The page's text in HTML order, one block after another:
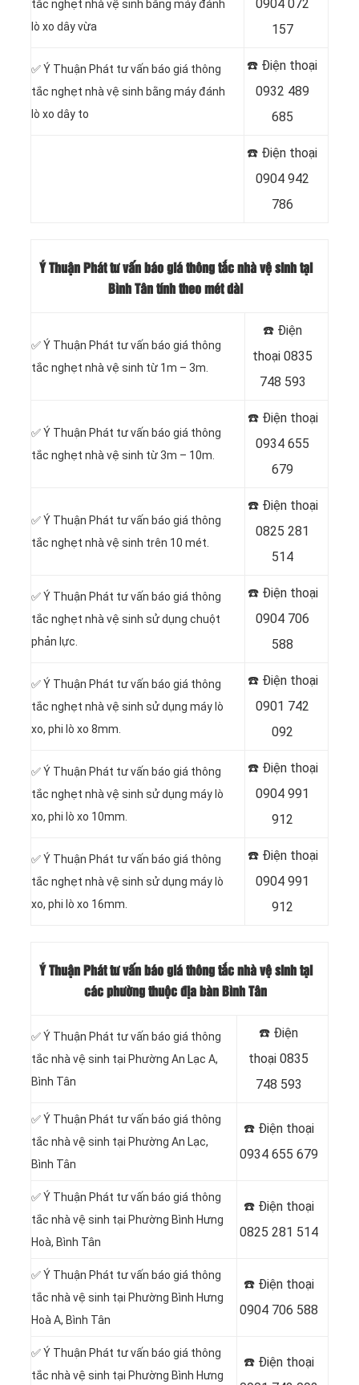
tắc nghẹt nhà vệ sinh bằng máy đánh
lò xo dây vừa
0904 072
157
✅ Ý Thuận Phát tư vấn báo giá thông
tắc nghẹt nhà vệ sinh bằng máy đánh
lò xo dây to
☎️ Điện thoại
0932 489
685
☎️ Điện thoại
0904 942
786
Ý Thuận Phát tư vấn báo giá thông tắc nhà vệ sinh tại
Bình Tân tính theo mét dài
✅ Ý Thuận Phát tư vấn báo giá thông
tắc nghẹt nhà vệ sinh từ 1m – 3m.
☎️ Điện
thoại 0835
748 593
✅ Ý Thuận Phát tư vấn báo giá thông
tắc nghẹt nhà vệ sinh từ 3m – 10m.
☎️ Điện thoại
0934 655
679
✅ Ý Thuận Phát tư vấn báo giá thông
tắc nghẹt nhà vệ sinh trên 10 mét.
☎️ Điện thoại
0825 281
514
✅ Ý Thuận Phát tư vấn báo giá thông
tắc nghẹt nhà vệ sinh sử dụng chuột
phản lực.
☎️ Điện thoại
0904 706
588
✅ Ý Thuận Phát tư vấn báo giá thông
tắc nghẹt nhà vệ sinh sử dụng máy lò
xo, phi lò xo 8mm.
☎️ Điện thoại
0901 742
092
✅ Ý Thuận Phát tư vấn báo giá thông
tắc nghẹt nhà vệ sinh sử dụng máy lò
xo, phi lò xo 10mm.
☎️ Điện thoại
0904 991
912
✅ Ý Thuận Phát tư vấn báo giá thông
tắc nghẹt nhà vệ sinh sử dụng máy lò
xo, phi lò xo 16mm.
☎️ Điện thoại
0904 991
912
Ý Thuận Phát tư vấn báo giá thông tắc nhà vệ sinh tại
các phường thuộc địa bàn Bình Tân
✅ Ý Thuận Phát tư vấn báo giá thông
tắc nhà vệ sinh tại Phường An Lạc A,
Bình Tân
☎️ Điện
thoại 0835
748 593
✅ Ý Thuận Phát tư vấn báo giá thông
tắc nhà vệ sinh tại Phường An Lạc,
Bình Tân
☎️ Điện thoại
0934 655 679
✅ Ý Thuận Phát tư vấn báo giá thông
tắc nhà vệ sinh tại Phường Bình Hưng
Hoà, Bình Tân
☎️ Điện thoại
0825 281 514
✅ Ý Thuận Phát tư vấn báo giá thông
tắc nhà vệ sinh tại Phường Bình Hưng
Hoà A, Bình Tân
☎️ Điện thoại
0904 706 588
✅ Ý Thuận Phát tư vấn báo giá thông
tắc nhà vệ sinh tại Phường Bình Hưng
☎️ Điện thoại